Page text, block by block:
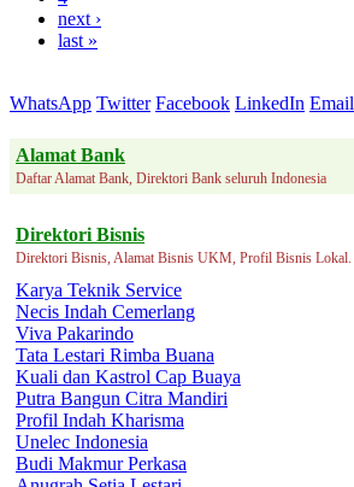
next ›
last »
WhatsApp Twitter Facebook LinkedIn Email
Alamat Bank
Daftar Alamat Bank, Direktori Bank seluruh Indonesia
Direktori Bisnis
Direktori Bisnis, Alamat Bisnis UKM, Profil Bisnis Lokal.
Karya Teknik Service
Necis Indah Cemerlang
Viva Pakarindo
Tata Lestari Rimba Buana
Kuali dan Kastrol Cap Buaya
Putra Bangun Citra Mandiri
Profil Indah Kharisma
Unelec Indonesia
Budi Makmur Perkasa